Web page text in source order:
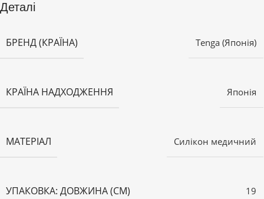
Деталі
БРЕНД (КРАЇНА) Tenga (Японія)
КРАЇНА НАДХОДЖЕННЯ Японія
МАТЕРІАЛ Силікон медичний
УПАКОВКА: ДОВЖИНА (СМ) 19